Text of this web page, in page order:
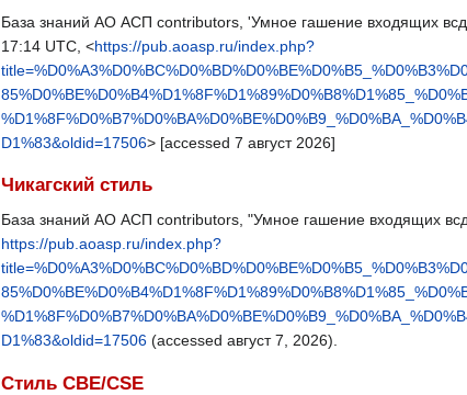
База знаний АО АСП contributors, 'Умное гашение входящих всд
17:14 UTC, <https://pub.aoasp.ru/index.php?
D1%83&oldid=17506> [accessed 7 август 2026]
Чикагский стиль
База знаний АО АСП contributors, "Умное гашение входящих всд
https://pub.aoasp.ru/index.php?
D1%83&oldid=17506 (accessed август 7, 2026).
Стиль CBE/CSE